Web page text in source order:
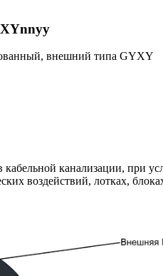
внешний типа GYXY
кабельной канализации, при
воздействий, лотках,